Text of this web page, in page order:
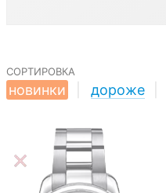
сортировка
новинки
дороже